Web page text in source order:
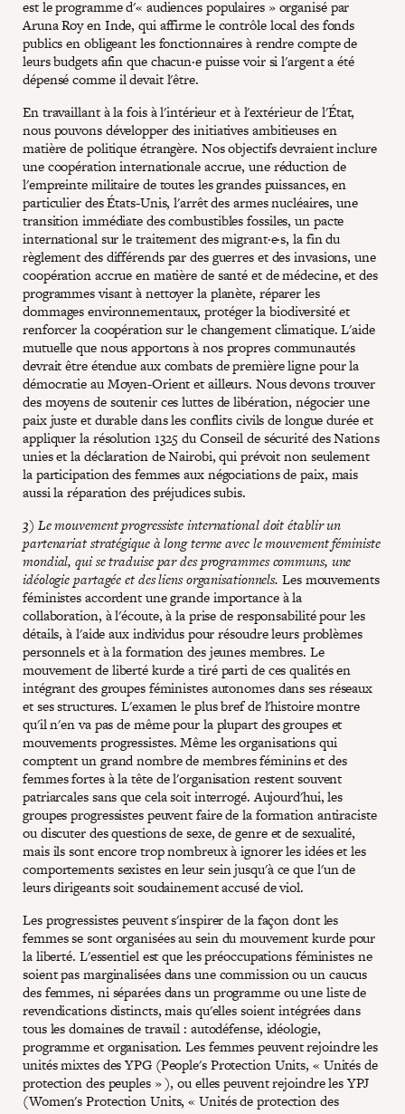
est le programme d'« audiences populaires » organisé par
Aruna Roy en Inde, qui affirme le contrôle local des fonds
publics en obligeant les fonctionnaires à rendre compte de
leurs budgets afin que chacun·e puisse voir si l'argent a été
dépensé comme il devait l'être.
En travaillant à la fois à l'intérieur et à l'extérieur de l'État,
nous pouvons développer des initiatives ambitieuses en
matière de politique étrangère. Nos objectifs devraient inclure
une coopération internationale accrue, une réduction de
l'empreinte militaire de toutes les grandes puissances, en
particulier des États-Unis, l'arrêt des armes nucléaires, une
transition immédiate des combustibles fossiles, un pacte
international sur le traitement des migrant·e·s, la fin du
règlement des différends par des guerres et des invasions, une
coopération accrue en matière de santé et de médecine, et des
programmes visant à nettoyer la planète, réparer les
dommages environnementaux, protéger la biodiversité et
renforcer la coopération sur le changement climatique. L'aide
mutuelle que nous apportons à nos propres communautés
devrait être étendue aux combats de première ligne pour la
démocratie au Moyen-Orient et ailleurs. Nous devons trouver
des moyens de soutenir ces luttes de libération, négocier une
paix juste et durable dans les conflits civils de longue durée et
appliquer la résolution 1325 du Conseil de sécurité des Nations
unies et la déclaration de Nairobi, qui prévoit non seulement
la participation des femmes aux négociations de paix, mais
aussi la réparation des préjudices subis.
3) Le mouvement progressiste international doit établir un
partenariat stratégique à long terme avec le mouvement féministe
mondial, qui se traduise par des programmes communs, une
idéologie partagée et des liens organisationnels. Les mouvements
féministes accordent une grande importance à la
collaboration, à l'écoute, à la prise de responsabilité pour les
détails, à l'aide aux individus pour résoudre leurs problèmes
personnels et à la formation des jeunes membres. Le
mouvement de liberté kurde a tiré parti de ces qualités en
intégrant des groupes féministes autonomes dans ses réseaux
et ses structures. L'examen le plus bref de l'histoire montre
qu'il n'en va pas de même pour la plupart des groupes et
mouvements progressistes. Même les organisations qui
comptent un grand nombre de membres féminins et des
femmes fortes à la tête de l'organisation restent souvent
patriarcales sans que cela soit interrogé. Aujourd'hui, les
groupes progressistes peuvent faire de la formation antiraciste
ou discuter des questions de sexe, de genre et de sexualité,
mais ils sont encore trop nombreux à ignorer les idées et les
comportements sexistes en leur sein jusqu'à ce que l'un de
leurs dirigeants soit soudainement accusé de viol.
Les progressistes peuvent s'inspirer de la façon dont les
femmes se sont organisées au sein du mouvement kurde pour
la liberté. L'essentiel est que les préoccupations féministes ne
soient pas marginalisées dans une commission ou un caucus
des femmes, ni séparées dans un programme ou une liste de
revendications distincts, mais qu'elles soient intégrées dans
tous les domaines de travail : autodéfense, idéologie,
programme et organisation. Les femmes peuvent rejoindre les
unités mixtes des YPG (People's Protection Units, « Unités de
protection des peuples » ), ou elles peuvent rejoindre les YPJ
(Women's Protection Units, « Unités de protection des